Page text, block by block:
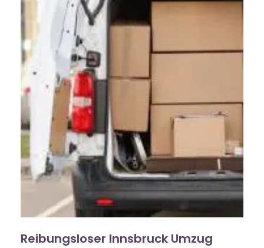
Reibungsloser Innsbruck Umzug